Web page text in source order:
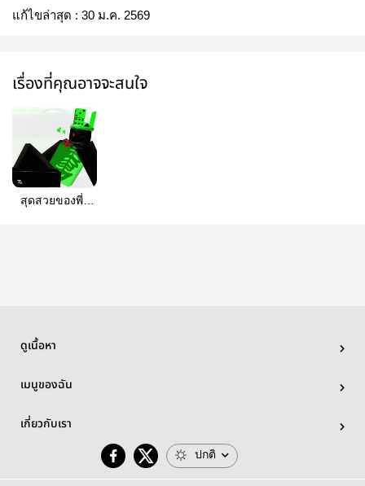
แก้ไขล่าสุด : 30 ม.ค. 2569
เรื่องที่คุณอาจจะสนใจ
สุดสวยของพี่~
ดูเนื้อหา
เมนูของฉัน
เกี่ยวกับเรา
ปกติ